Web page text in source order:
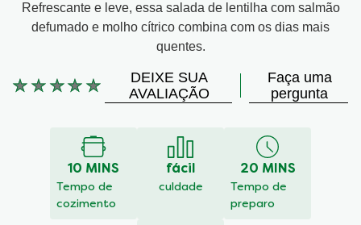
Refrescante e leve, essa salada de lentilha com salmão
defumado e molho cítrico combina com os dias mais
quentes.
Nenhuma
DEIXE SUA
AVALIAÇÃO
Faça uma
pergunta
10 MINS
Tempo de
cozimento
fácil
culdade
20 MINS
Tempo de
preparo